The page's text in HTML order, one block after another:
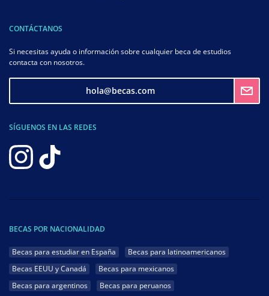
CONTÁCTANOS
Si necesitas ayuda o información sobre cualquier beca de estudios
contacta con nosotros.
hola@becas.com
SÍGUENOS EN LAS REDES
BECAS POR NACIONALIDAD
Becas para estudiar en España
Becas para latinoamericanos
Becas EEUU y Canadá
Becas para mexicanos
Becas para argentinos
Becas para peruanos